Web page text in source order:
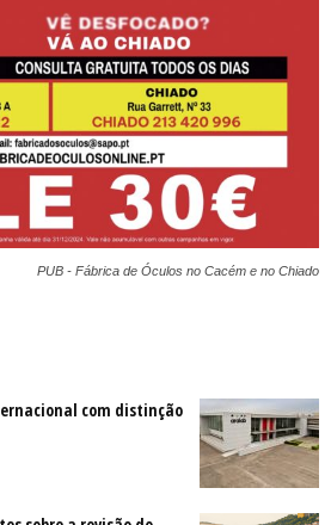
PUB - Fábrica de Óculos no Cacém e no Chiado
com distinção